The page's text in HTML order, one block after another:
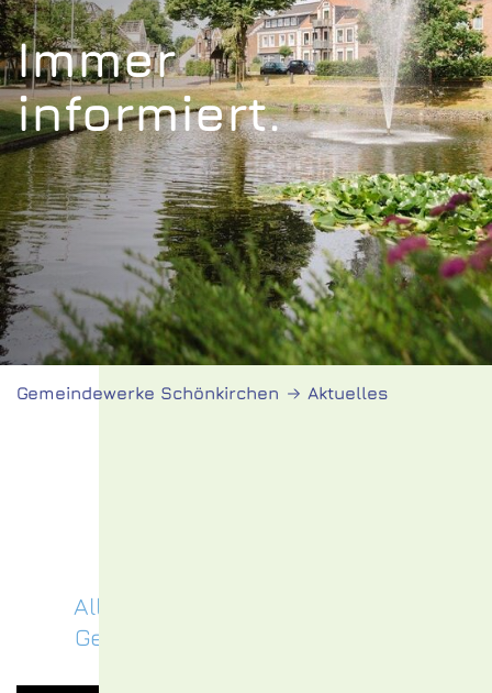
Immer
informiert.
Gemeindewerke Schönkirchen Aktuelles
Alle Informationen rund um die
Gemeindewerke Schönkirchen
Kontakt
Login